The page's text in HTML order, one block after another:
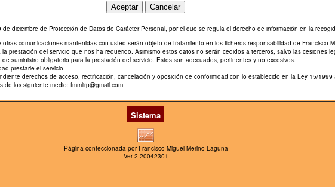
diciembre de Protección de Datos de Carácter Personal, por el que se regula el derecho de información en la
comunicaciones mantenidas con usted serán objeto de tratamiento en los ficheros responsabilidad de Francisco
prestación del servicio que nos ha requerido. Asimismo estos datos no serán cedidos a terceros, salvo las cesiones
suministro obligatorio para la prestación del servicio. Estos son adecuados, pertinentes y no excesivos.
prestarle el servicio.
derechos de acceso, rectificación, cancelación y oposición de conformidad con lo establecido en la Ley 15/
los siguiente medio: fmmlirp@gmail.com
Sistema
Página confeccionada por Francisco Miguel Merino Laguna
Ver 2-20042301